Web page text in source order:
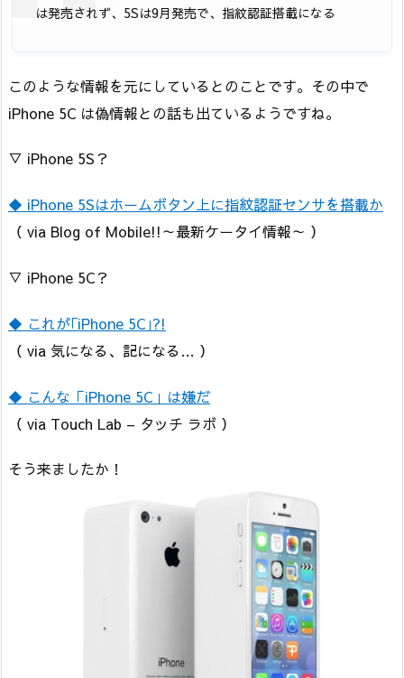
は発売されず、5Sは9月発売で、指紋認証搭載になる
このような情報を元にしているとのことです。その中で
iPhone 5C は偽情報との話も出ているようですね。
▽ iPhone 5S？
◆ iPhone 5Sはホームボタン上に指紋認証センサを搭載か
（ via Blog of Mobile!!～最新ケータイ情報～ ）
▽ iPhone 5C？
◆ これが｢iPhone 5C｣?!
（ via 気になる、記になる… ）
◆ こんな「iPhone 5C」は嫌だ
（ via Touch Lab – タッチ ラボ ）
そう来ましたか！